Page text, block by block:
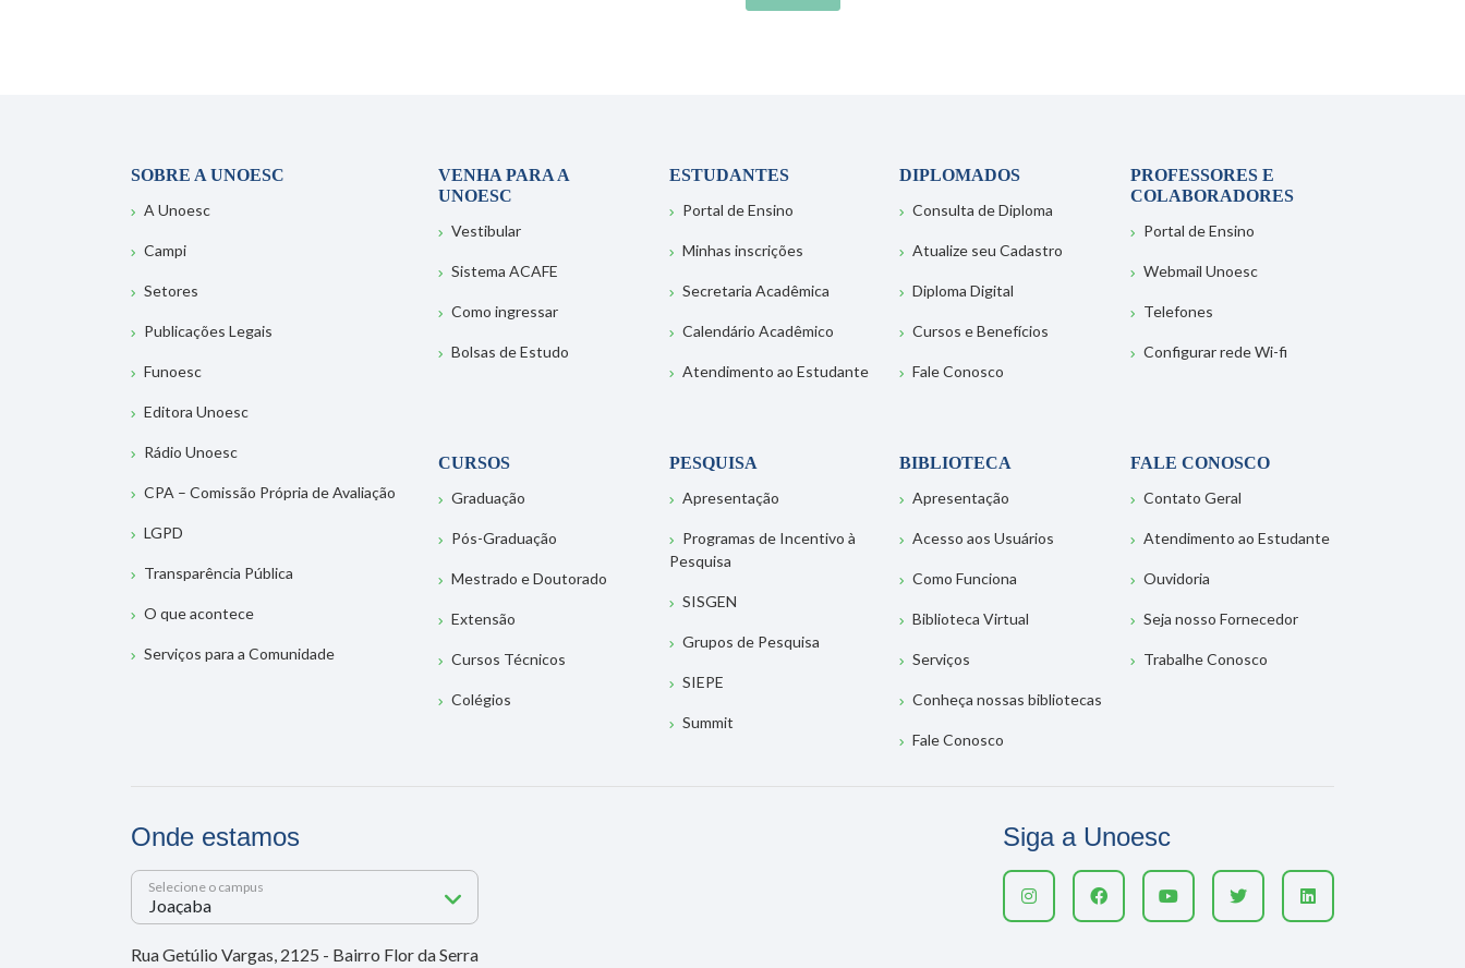
SOBRE A UNOESC
A Unoesc
Campi
Setores
Publicações Legais
Funoesc
Editora Unoesc
Rádio Unoesc
CPA – Comissão Própria de Avaliação
LGPD
Transparência Pública
O que acontece
Serviços para a Comunidade
VENHA PARA A
UNOESC
Vestibular
Sistema ACAFE
Como ingressar
Bolsas de Estudo
ESTUDANTES
Portal de Ensino
Minhas inscrições
Secretaria Acadêmica
Calendário Acadêmico
Atendimento ao Estudante
DIPLOMADOS
Consulta de Diploma
Atualize seu Cadastro
Diploma Digital
Cursos e Benefícios
Fale Conosco
PROFESSORES E
COLABORADORES
Portal de Ensino
Webmail Unoesc
Telefones
Configurar rede Wi-fi
CURSOS
Graduação
Pós-Graduação
Mestrado e Doutorado
Extensão
Cursos Técnicos
Colégios
PESQUISA
Apresentação
Programas de Incentivo à
Pesquisa
SISGEN
Grupos de Pesquisa
SIEPE
Summit
BIBLIOTECA
Apresentação
Acesso aos Usuários
Como Funciona
Biblioteca Virtual
Serviços
Conheça nossas bibliotecas
Fale Conosco
FALE CONOSCO
Contato Geral
Atendimento ao Estudante
Ouvidoria
Seja nosso Fornecedor
Trabalhe Conosco
Onde estamos
Selecione o campus
Rua Getúlio Vargas, 2125 - Bairro Flor da Serra
Siga a Unoesc